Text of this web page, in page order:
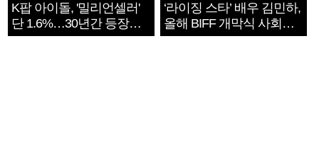
K팝 아이돌, '밀리언셀러'
단 1.6%…30년간 등장
1182개팀 전수조사
‘라이징 스타’ 배우 김민하,
올해 BIFF 개막식 사회자
확정